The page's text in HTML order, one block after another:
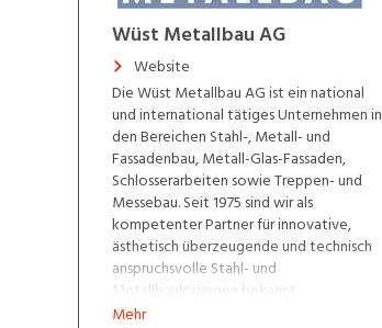
Wüst Metallbau AG
Website
Die Wüst Metallbau AG ist ein national
und international tätiges Unternehmen in
den Bereichen Stahl-, Metall- und
Fassadenbau, Metall-Glas-Fassaden,
Schlosserarbeiten sowie Treppen- und
Messebau. Seit 1975 sind wir als
kompetenter Partner für innovative,
ästhetisch überzeugende und technisch
anspruchsvolle Stahl- und
Metallbaulösungen bekannt.
Nachhaltiges Bauen ist zu einem
Mehr